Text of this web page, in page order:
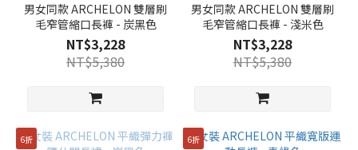
男女同款 ARCHELON 雙層刷
毛窄管縮口長褲 - 炭黑色
NT$3,228
NT$5,380
男女同款 ARCHELON 雙層刷
毛窄管縮口長褲 - 淺米色
NT$3,228
NT$5,380
6折 6折